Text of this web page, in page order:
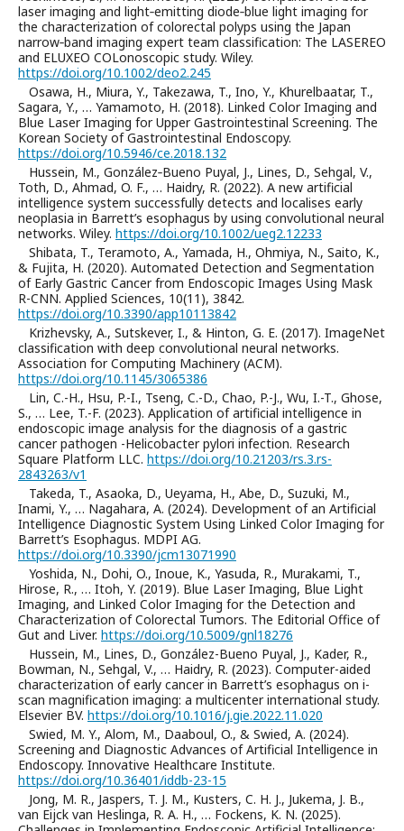
laser imaging and light‐emitting diode‐blue light imaging for
the characterization of colorectal polyps using the Japan
narrow‐band imaging expert team classification: The LASEREO
and ELUXEO COLonoscopic study. Wiley.
https://doi.org/10.1002/deo2.245
Osawa, H., Miura, Y., Takezawa, T., Ino, Y., Khurelbaatar, T.,
Sagara, Y., … Yamamoto, H. (2018). Linked Color Imaging and
Blue Laser Imaging for Upper Gastrointestinal Screening. The
Korean Society of Gastrointestinal Endoscopy.
https://doi.org/10.5946/ce.2018.132
Hussein, M., González‐Bueno Puyal, J., Lines, D., Sehgal, V.,
Toth, D., Ahmad, O. F., … Haidry, R. (2022). A new artificial
intelligence system successfully detects and localises early
neoplasia in Barrett’s esophagus by using convolutional neural
networks. Wiley. https://doi.org/10.1002/ueg2.12233
Shibata, T., Teramoto, A., Yamada, H., Ohmiya, N., Saito, K.,
& Fujita, H. (2020). Automated Detection and Segmentation
of Early Gastric Cancer from Endoscopic Images Using Mask
R-CNN. Applied Sciences, 10(11), 3842.
https://doi.org/10.3390/app10113842
Krizhevsky, A., Sutskever, I., & Hinton, G. E. (2017). ImageNet
classification with deep convolutional neural networks.
Association for Computing Machinery (ACM).
https://doi.org/10.1145/3065386
Lin, C.-H., Hsu, P.-I., Tseng, C.-D., Chao, P.-J., Wu, I.-T., Ghose,
S., … Lee, T.-F. (2023). Application of artificial intelligence in
endoscopic image analysis for the diagnosis of a gastric
cancer pathogen -Helicobacter pylori infection. Research
Square Platform LLC. https://doi.org/10.21203/rs.3.rs-
2843263/v1
Takeda, T., Asaoka, D., Ueyama, H., Abe, D., Suzuki, M.,
Inami, Y., … Nagahara, A. (2024). Development of an Artificial
Intelligence Diagnostic System Using Linked Color Imaging for
Barrett’s Esophagus. MDPI AG.
https://doi.org/10.3390/jcm13071990
Yoshida, N., Dohi, O., Inoue, K., Yasuda, R., Murakami, T.,
Hirose, R., … Itoh, Y. (2019). Blue Laser Imaging, Blue Light
Imaging, and Linked Color Imaging for the Detection and
Characterization of Colorectal Tumors. The Editorial Office of
Gut and Liver. https://doi.org/10.5009/gnl18276
Hussein, M., Lines, D., González-Bueno Puyal, J., Kader, R.,
Bowman, N., Sehgal, V., … Haidry, R. (2023). Computer-aided
characterization of early cancer in Barrett’s esophagus on i-
scan magnification imaging: a multicenter international study.
Elsevier BV. https://doi.org/10.1016/j.gie.2022.11.020
Swied, M. Y., Alom, M., Daaboul, O., & Swied, A. (2024).
Screening and Diagnostic Advances of Artificial Intelligence in
Endoscopy. Innovative Healthcare Institute.
https://doi.org/10.36401/iddb-23-15
Jong, M. R., Jaspers, T. J. M., Kusters, C. H. J., Jukema, J. B.,
van Eijck van Heslinga, R. A. H., … Fockens, K. N. (2025).